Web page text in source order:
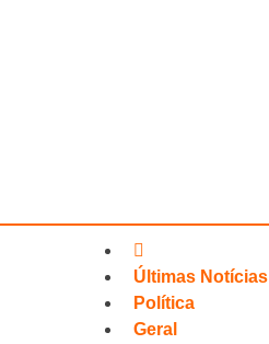
Últimas Notícias
Política
Geral